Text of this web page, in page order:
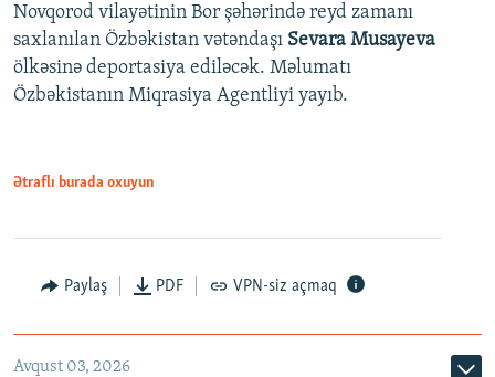
Novqorod vilayətinin Bor şəhərində reyd zamanı
saxlanılan Özbəkistan vətəndaşı Sevara Musayeva
ölkəsinə deportasiya ediləcək. Məlumatı
Özbəkistanın Miqrasiya Agentliyi yayıb.
Ətraflı burada oxuyun
Paylaş PDF VPN-siz açmaq
Avqust 03, 2026